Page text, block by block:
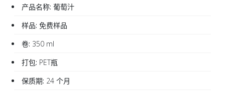
产品名称: 葡萄汁
样品: 免费样品
卷: 350 ml
打包: PET瓶
保质期: 24 个月